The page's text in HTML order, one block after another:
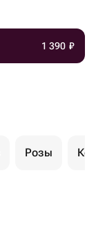
1 390 ₽
Розы